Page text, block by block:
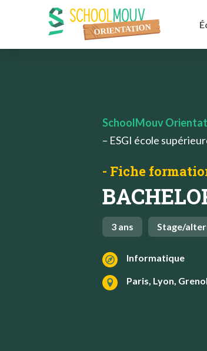
SchoolMouv
– ESGI école
- Fiche
3 ans Stage/
Informatique
Paris, Lyon,